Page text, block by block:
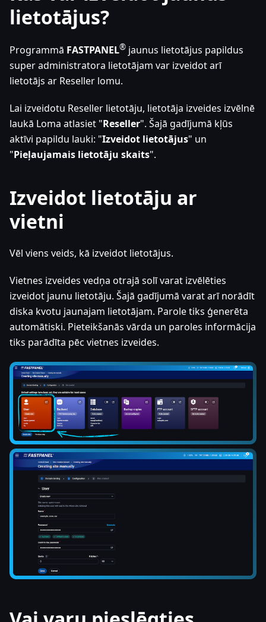
lietotājus?
Programmā FASTPANEL® jaunus lietotājus papildus
super administratora lietotājam var izveidot arī
lietotājs ar Reseller lomu.
Lai izveidotu Reseller lietotāju, lietotāja izveides izvēlnē
laukā Loma atlasiet "Reseller". Šajā gadījumā kļūs
aktīvi papildu lauki: "Izveidot lietotājus" un
"Pieļaujamais lietotāju skaits".
Izveidot lietotāju ar
vietni
Vēl viens veids, kā izveidot lietotājus.
Vietnes izveides vedņa otrajā solī varat izvēlēties
izveidot jaunu lietotāju. Šajā gadījumā varat arī norādīt
diska kvotu jaunajam lietotājam. Parole tiks ģenerēta
automātiski. Pieteikšanās vārda un paroles informācija
tiks parādīta pēc vietnes izveides.